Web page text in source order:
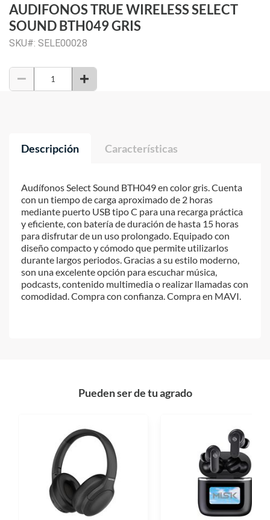
AUDIFONOS TRUE WIRELESS SELECT
SOUND BTH049 GRIS
SKU#: SELE00028
Descripción Características
Audífonos Select Sound BTH049 en color gris. Cuenta
con un tiempo de carga aproximado de 2 horas
mediante puerto USB tipo C para una recarga práctica
y eficiente, con batería de duración de hasta 15 horas
para disfrutar de un uso prolongado. Equipado con
diseño compacto y cómodo que permite utilizarlos
durante largos periodos. Gracias a su estilo moderno,
son una excelente opción para escuchar música,
podcasts, contenido multimedia o realizar llamadas con
comodidad. Compra con confianza. Compra en MAVI.
Pueden ser de tu agrado